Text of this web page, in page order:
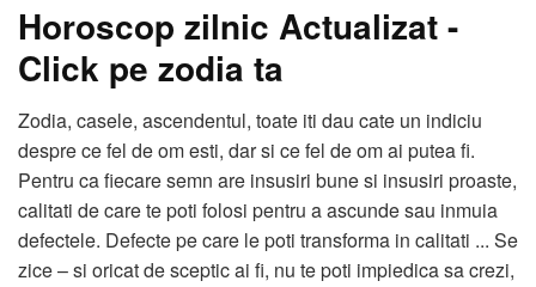
Horoscop zilnic Actualizat -
Click pe zodia ta
Zodia, casele, ascendentul, toate iti dau cate un indiciu
despre ce fel de om esti, dar si ce fel de om ai putea fi.
Pentru ca fiecare semn are insusiri bune si insusiri proaste,
calitati de care te poti folosi pentru a ascunde sau inmuia
defectele. Defecte pe care le poti transforma in calitati ... Se
zice – si oricat de sceptic ai fi, nu te poti impiedica sa crezi,